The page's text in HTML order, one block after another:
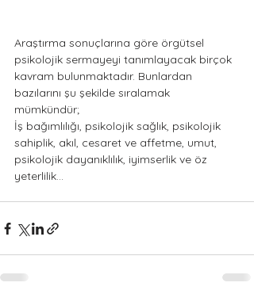
Araştırma sonuçlarına göre örgütsel
psikolojik sermayeyi tanımlayacak birçok
kavram bulunmaktadır. Bunlardan
bazılarını şu şekilde sıralamak
mümkündür;
İş bağımlılığı, psikolojik sağlık, psikolojik
sahiplik, akıl, cesaret ve affetme, umut,
psikolojik dayanıklılık, iyimserlik ve öz
yeterlilik…